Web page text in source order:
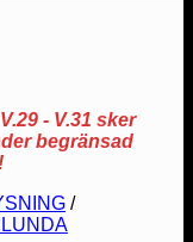
- V.31 sker
begränsad
/